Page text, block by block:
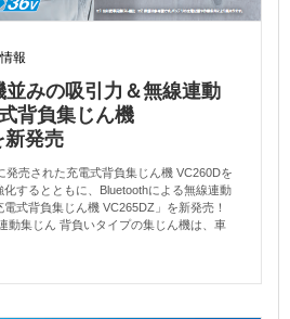
報
並みの吸引力＆無線連動
背負集じん機
新発売
発売された充電式背負集じん機 VC260Dを
するとともに、Bluetoothによる無線連動
式背負集じん機 VC265DZ」を新発売！
動集じん 背負いタイプの集じん機は、車